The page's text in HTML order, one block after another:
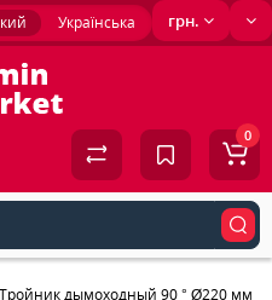
грн.
Українська
0
Тройник дымоходный 90 ° Ø220 мм